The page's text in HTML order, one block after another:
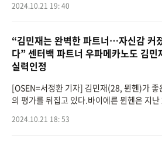
래프트에 앞서 진행된
2024.10.21 19: 40
“김민재는 완벽한 파트너…자신감 커
다” 센터백 파트너 우파메카노도 김민
실력인정
[OSEN=서정환 기자] 김민재(28, 뮌헨)가 좋
의 평가를 뒤집고 있다.바이에른 뮌헨은 지
스리가 7라운드 홈 경
2024.10.21 18: 53